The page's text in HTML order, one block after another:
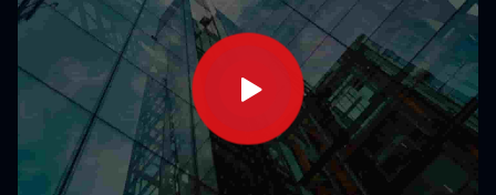
なぎ,家庭を大切にすることですより良く快適な生活環境を創造す
ることを目指しています暖かさと配慮が 隅々まで感じられる場所
製品に興味があるか,カスタマイズされたソリューションが必要な
場合は,私達に連絡してください.武漢・フオフー・テクノロジー・
カンパニーは 皆様と共に 明るい未来を築くことを期待していま